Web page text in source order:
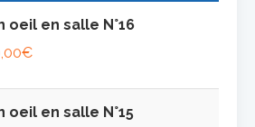
oeil en salle N°16
€
oeil en salle N°15